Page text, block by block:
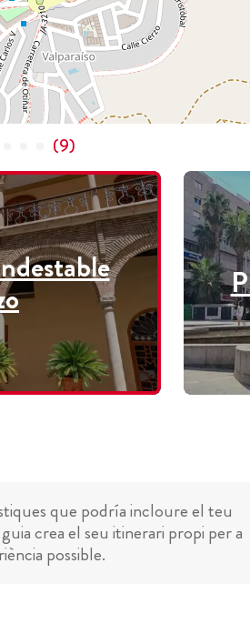
(9)
que podría incloure el teu
crea el seu itinerari propi per a
possible.